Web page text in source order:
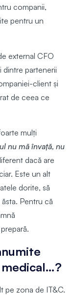
companii,
pentru un
external CFO
partenerii
client și
de ceea ce
mulți
nu mă învață, nu
dacă are
Este un alt
dorite, să
Pentru că
pe zona de IT&C.